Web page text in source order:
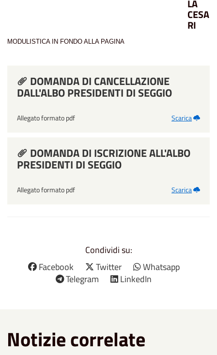
LA
CESA
RI
MODULISTICA IN FONDO ALLA PAGINA
DOMANDA DI CANCELLAZIONE
DALL'ALBO PRESIDENTI DI SEGGIO
Allegato formato pdf Scarica
DOMANDA DI ISCRIZIONE ALL'ALBO
PRESIDENTI DI SEGGIO
Allegato formato pdf Scarica
Condividi su:
Facebook
Twitter
Whatsapp
Telegram
LinkedIn
Notizie correlate